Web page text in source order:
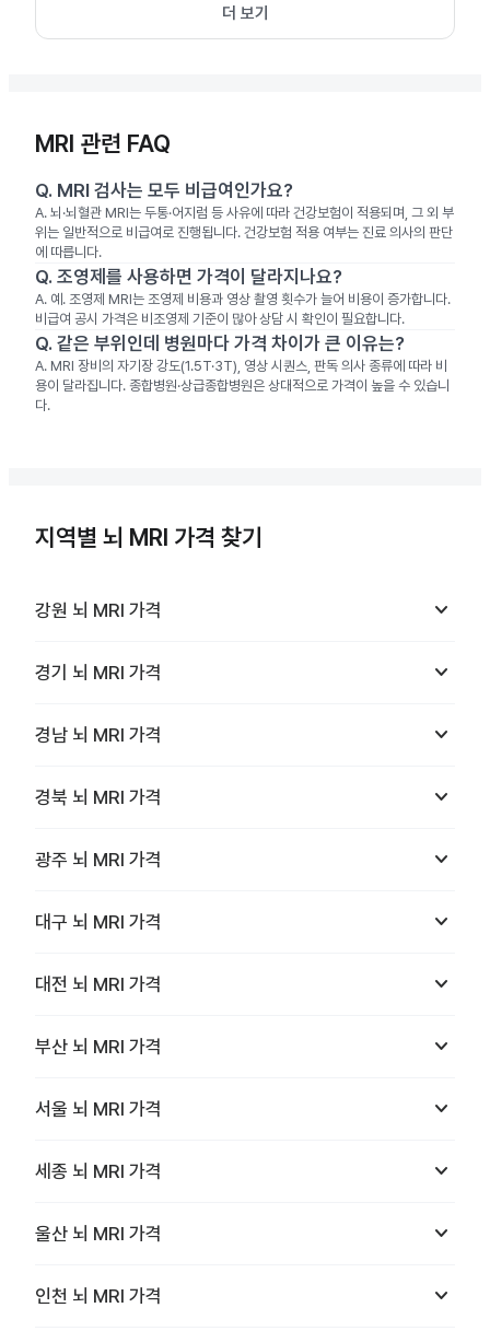
더 보기
MRI 관련 FAQ
Q. MRI 검사는 모두 비급여인가요?
A. 뇌·뇌혈관 MRI는 두통·어지럼 등 사유에 따라 건강보험이 적용되며, 그 외 부
위는 일반적으로 비급여로 진행됩니다. 건강보험 적용 여부는 진료 의사의 판단
에 따릅니다.
Q. 조영제를 사용하면 가격이 달라지나요?
A. 예. 조영제 MRI는 조영제 비용과 영상 촬영 횟수가 늘어 비용이 증가합니다.
비급여 공시 가격은 비조영제 기준이 많아 상담 시 확인이 필요합니다.
Q. 같은 부위인데 병원마다 가격 차이가 큰 이유는?
A. MRI 장비의 자기장 강도(1.5T·3T), 영상 시퀀스, 판독 의사 종류에 따라 비
용이 달라집니다. 종합병원·상급종합병원은 상대적으로 가격이 높을 수 있습니
다.
지역별 뇌 MRI 가격 찾기
강원 뇌 MRI 가격 keyboard_arrow_down
경기 뇌 MRI 가격 keyboard_arrow_down
경남 뇌 MRI 가격 keyboard_arrow_down
경북 뇌 MRI 가격 keyboard_arrow_down
광주 뇌 MRI 가격 keyboard_arrow_down
대구 뇌 MRI 가격 keyboard_arrow_down
대전 뇌 MRI 가격 keyboard_arrow_down
부산 뇌 MRI 가격 keyboard_arrow_down
서울 뇌 MRI 가격 keyboard_arrow_down
세종 뇌 MRI 가격 keyboard_arrow_down
울산 뇌 MRI 가격 keyboard_arrow_down
인천 뇌 MRI 가격 keyboard_arrow_down